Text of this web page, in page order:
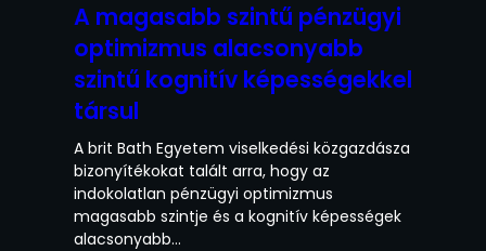
A magasabb szintű pénzügyi
optimizmus alacsonyabb
szintű kognitív képességekkel
társul
A brit Bath Egyetem viselkedési közgazdásza
bizonyítékokat talált arra, hogy az
indokolatlan pénzügyi optimizmus
magasabb szintje és a kognitív képességek
alacsonyabb…